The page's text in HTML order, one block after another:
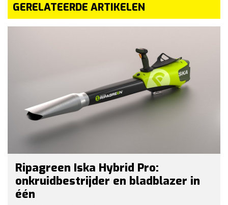
GERELATEERDE ARTIKELEN
Ripagreen Iska Hybrid Pro:
onkruidbestrijder en bladblazer in
één